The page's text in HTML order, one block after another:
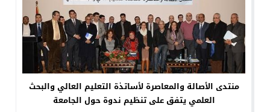
منتدى الأصالة والمعاصرة لأساتذة التعليم العالي والبحث
العلمي يتفق على تنظيم ندوة حول الجامعة